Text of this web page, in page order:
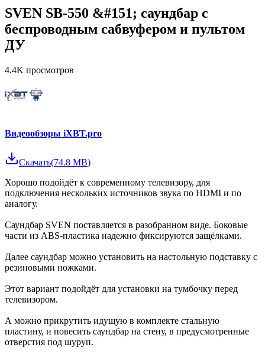
SVEN SB-550 &#151; саундбар с
беспроводным сабвуфером и пультом
ДУ
4.4K просмотров
Видеообзоры iXBT.pro
Скачать(74.8 MB)
Хорошо подойдёт к современному телевизору, для
подключения нескольких источников звука по HDMI и по
аналогу.
Саундбар SVEN поставляется в разобранном виде. Боковые
части из ABS-пластика надежно фиксируются защёлками.
Далее саундбар можно установить на настольную подставку с
резиновыми ножками.
Этот вариант подойдёт для установки на тумбочку перед
телевизором.
А можно прикрутить идущую в комплекте стальную
пластину, и повесить саундбар на стену, в предусмотренные
отверстия под шуруп.